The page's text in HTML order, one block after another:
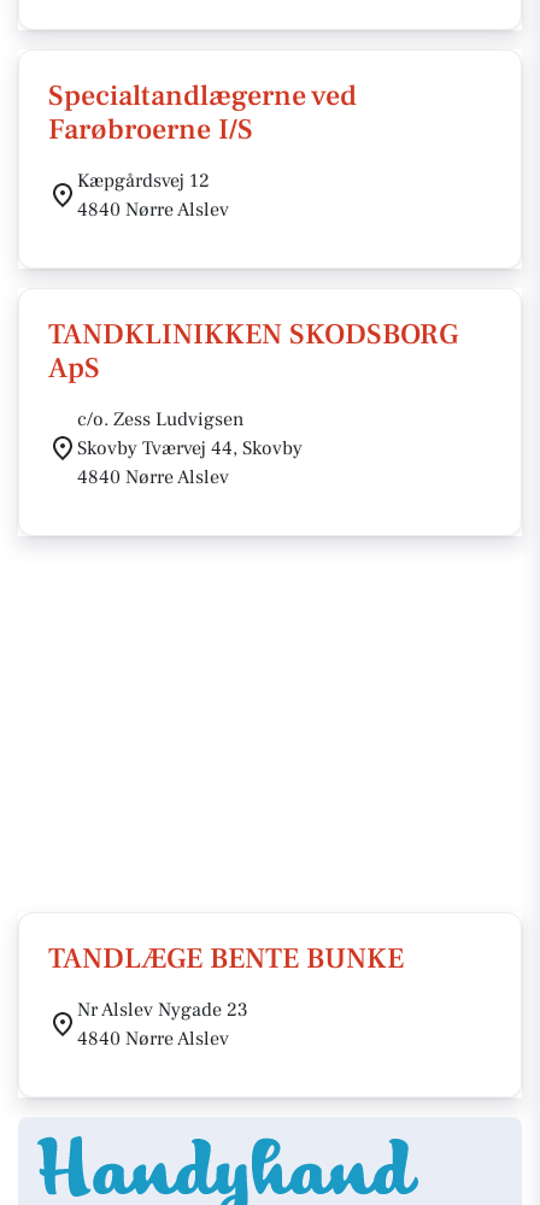
Specialtandlægerne ved
Farøbroerne I/S
Kæpgårdsvej 12
4840 Nørre Alslev
TANDKLINIKKEN SKODSBORG
ApS
c/o. Zess Ludvigsen
Skovby Tværvej 44, Skovby
4840 Nørre Alslev
TANDLÆGE BENTE BUNKE
Nr Alslev Nygade 23
4840 Nørre Alslev